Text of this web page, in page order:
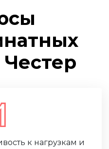
к нагрузкам и